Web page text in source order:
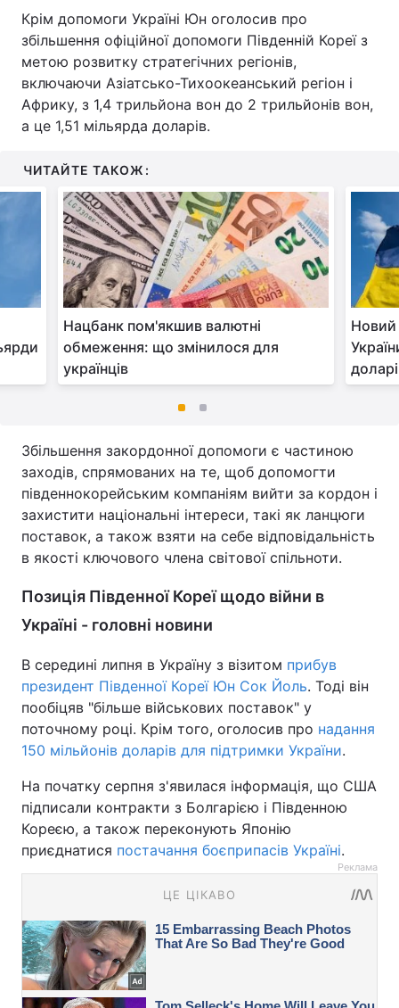
Крім допомоги Україні Юн оголосив про
збільшення офіційної допомоги Південній Кореї з
метою розвитку стратегічних регіонів,
включаючи Азіатсько-Тихоокеанський регіон і
Африку, з 1,4 трильйона вон до 2 трильйонів вон,
а це 1,51 мільярда доларів.
ЧИТАЙТЕ ТАКОЖ:
Нацбанк пом'якшив валютні
обмеження: що змінилося для
українців
Новий
Збільшення закордонної допомоги є частиною
заходів, спрямованих на те, щоб допомогти
південнокорейським компаніям вийти за кордон і
захистити національні інтереси, такі як ланцюги
поставок, а також взяти на себе відповідальність
в якості ключового члена світової спільноти.
Позиція Південної Кореї щодо війни в
Україні - головні новини
В середині липня в Україну з візитом прибув
президент Південної Кореї Юн Сок Йоль. Тоді він
пообіцяв "більше військових поставок" у
поточному році. Крім того, оголосив про надання
150 мільйонів доларів для підтримки України.
На початку серпня з'явилася інформація, що США
підписали контракти з Болгарією і Південною
Кореєю, а також переконують Японію
приєднатися постачання боєприпасів Україні.
Реклама